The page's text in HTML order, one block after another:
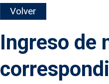
Volver
Ingreso de